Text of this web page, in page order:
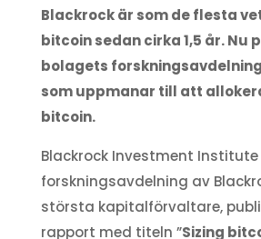
Blackrock är som de flesta
bitcoin sedan cirka 1,5 år. Nu
bolagets
som uppmanar till att
bitcoin.
Blackrock Investment Institute
forskningsavdelning av
största kapitalförvaltare,
rapport med titeln ”Sizing